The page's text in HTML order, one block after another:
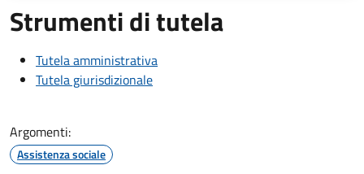
Strumenti di tutela
Tutela amministrativa
Tutela giurisdizionale
Argomenti:
Assistenza sociale